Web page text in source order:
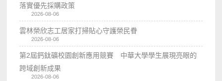
落實優先採購政策
2026-08-06
雲林榮欣志工居家打掃貼心守護榮民眷
2026-08-06
第2屆鈣鈦礦校園創新應用競賽 中華大學學生展現亮眼的
跨域創新成果
2026-08-06